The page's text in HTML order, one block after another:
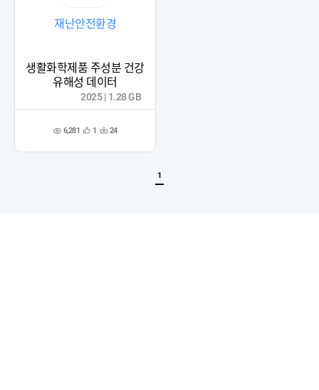
재난안전환경
생활화학제품 주성분 건강
유해성 데이터
조 6,281 관
록
1 다 24
2025 | 1.28 GB
1